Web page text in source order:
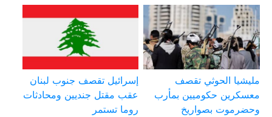
مليشيا الحوثي تقصف
معسكرين حكوميين بمأرب
وحضرموت بصواريخ
إسرائيل تقصف جنوب لبنان
عقب مقتل جنديين ومحادثات
روما تستمر